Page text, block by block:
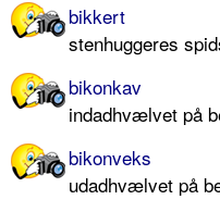
bikkert
stenhuggeres
bikonkav
indadhvælvet på
bikonveks
udadhvælvet på